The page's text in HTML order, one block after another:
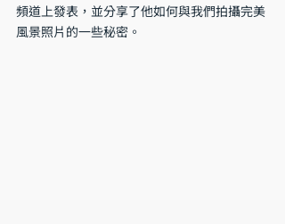
頻道上發表，並分享了他如何與我們拍攝完美
風景照片的一些秘密。